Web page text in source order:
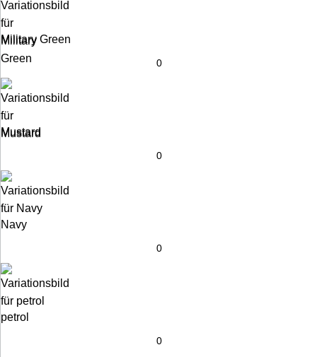
Military Green
Mustard
Navy
petrol